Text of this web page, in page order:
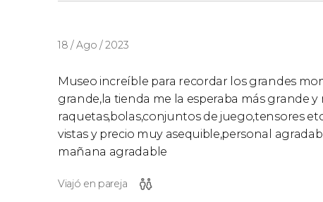
18 / Ago / 2023
Museo increíble para recordar los grandes
grande,la tienda me la esperaba más grande y
raquetas,bolas,conjuntos de juego,tensores
vistas y precio muy asequible,personal
mañana agradable
Viajó en pareja